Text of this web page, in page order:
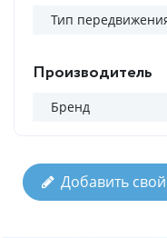
Тип
Производитель
Бренд
Добавить